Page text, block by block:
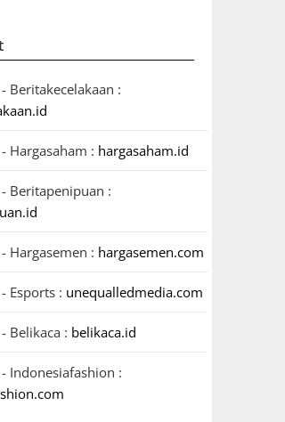
Beritakecelakaan :
Hargasaham : hargasaham.id
Beritapenipuan :
Hargasemen : hargasemen.com
Esports : unequalledmedia.com
Belikaca : belikaca.id
Indonesiafashion :